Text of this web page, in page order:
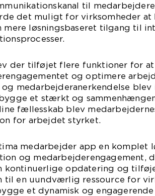
til
det muligt for virksomheder at
mere løsningsbaseret tilgang til
der tilføjet flere funktioner for
og optimere
medarbejderanerkendelse blev
et stærkt og
fællesskab blev
for arbejdet styrket.
medarbejder app en komplet
og medarbejderengagement,
kontinuerlige opdatering og
til en uundværlig ressource for
et dynamisk og